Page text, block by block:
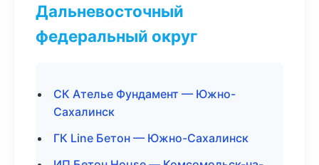
Дальневосточный
федеральный округ
СК Ателье Фундамент — Южно-
Сахалинск
ГК Line Бетон — Южно-Сахалинск